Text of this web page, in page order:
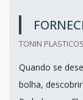
TONIN
Quando se
bolha,